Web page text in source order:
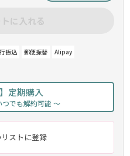
に入れる
振込 郵便振替
Alipay
定期購入
でも解約可能 ～
ストに登録